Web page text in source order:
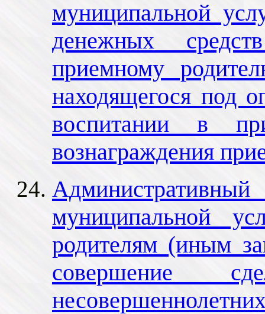
муниципальной
денежных
приемному
находящегося под
воспитании в
вознаграждения
Административный
муниципальной
родителям (иным
совершение